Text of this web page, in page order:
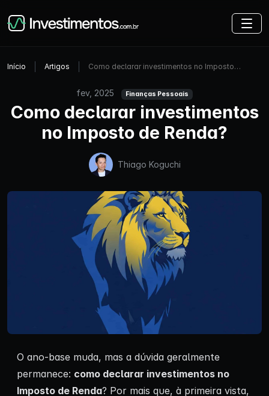
Início Artigos Como declarar investimentos no Imposto…
fev, 2025 Finanças Pessoais
Como declarar investimentos
no Imposto de Renda?
Thiago Koguchi
O ano-base muda, mas a dúvida geralmente
permanece: como declarar investimentos no
Imposto de Renda? Por mais que, à primeira vista,